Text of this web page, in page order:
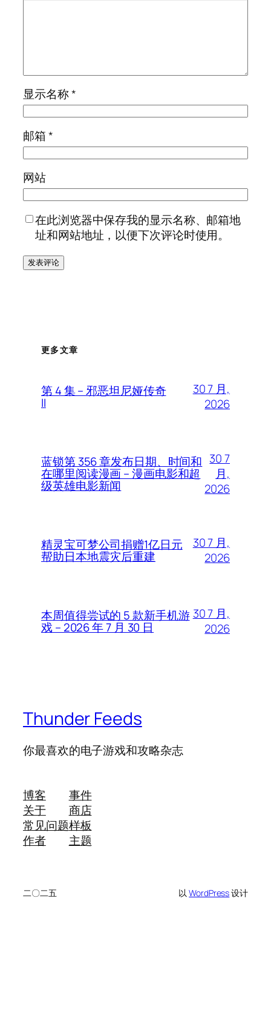
显示名称*
邮箱*
网站
在此浏览器中保存我的显示名称、邮箱地
址和网站地址，以便下次评论时使用。
更多文章
第 4 集 – 邪恶坦尼娅传奇
II
30 7 月,
2026
蓝锁第 356 章发布日期、时间和
在哪里阅读漫画 – 漫画电影和超
级英雄电影新闻
30 7
月,
2026
精灵宝可梦公司捐赠1亿日元
帮助日本地震灾后重建
30 7 月,
2026
本周值得尝试的 5 款新手机游
戏 – 2026 年 7 月 30 日
30 7 月,
2026
Thunder Feeds
你最喜欢的电子游戏和攻略杂志
博客
关于
常见问题
作者
事件
商店
样板
主题
二〇二五 以WordPress设计